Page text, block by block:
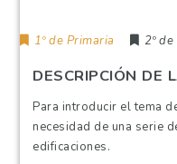
1º de Primaria 2º
DESCRIPCIÓN DE
Para introducir el tema
necesidad de una serie
edificaciones.